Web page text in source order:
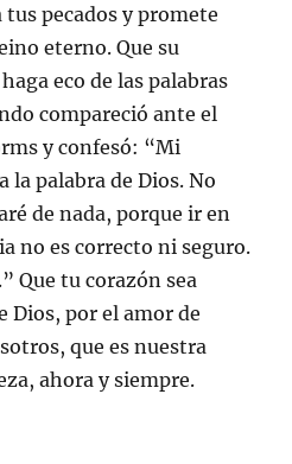
pecados y promete
eterno. Que su
eco de las palabras
compareció ante el
y confesó: “Mi
la palabra de Dios. No
de nada, porque ir en
no es correcto ni seguro.
Que tu corazón sea
Dios, por el amor de
que es nuestra
ahora y siempre.